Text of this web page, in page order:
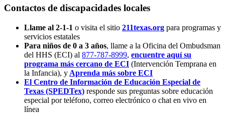
Contactos de discapacidades locales
Llame al 2-1-1 o visita el sitio 211texas.org para programas y
servicios estatales
Para niños de 0 a 3 años, llame a la Oficina del Ombudsman
del HHS (ECI) al 877-787-8999, encuentre aquí su
programa más cercano de ECI (Intervención Temprana en
la Infancia), y Aprenda más sobre ECI
El Centro de Información de Educación Especial de
Texas (SPEDTex) responde sus preguntas sobre educación
especial por teléfono, correo electrónico o chat en vivo en
línea